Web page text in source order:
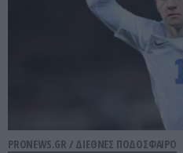
PRONEWS.GR / ΔΙΕΘΝΕΣ ΠΟΔΟΣΦΑΙΡΟ